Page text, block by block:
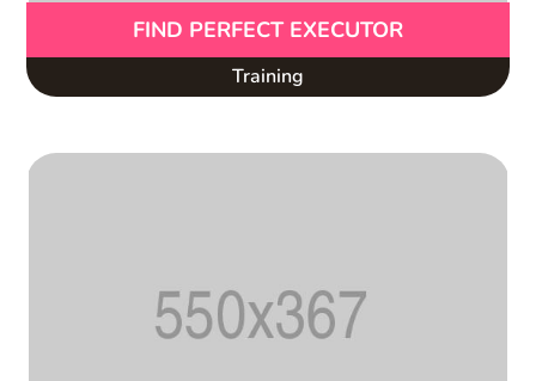
FIND PERFECT EXECUTOR
Training